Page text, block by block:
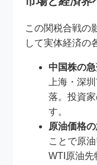
この関税合戦の
して実体経済の
中国株の
上海・深
落。投資
す。
原油価格
ことで原
WTI原油先